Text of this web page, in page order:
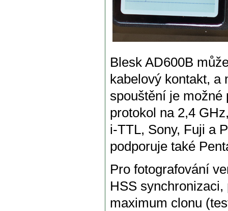
Blesk AD600B
kabelový kontakt, a
spouštění je možné
protokol na 2,4
i-TTL, Sony, Fuji a
podporuje také
Pro fotografování
HSS
maximum clonu